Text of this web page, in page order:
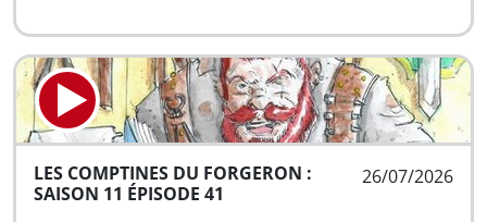
26/07/2026
LES COMPTINES DU FORGERON :
SAISON 11 ÉPISODE 41